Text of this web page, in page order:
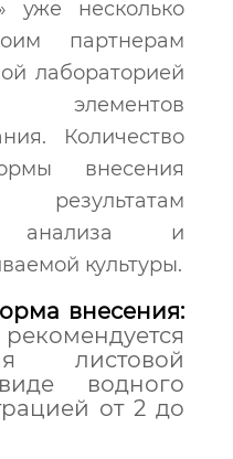
уже несколько
партнерам
лабораторией
элементов
Количество
внесения
анализа и
культуры.
внесения:
листовой
водного
от 2 до